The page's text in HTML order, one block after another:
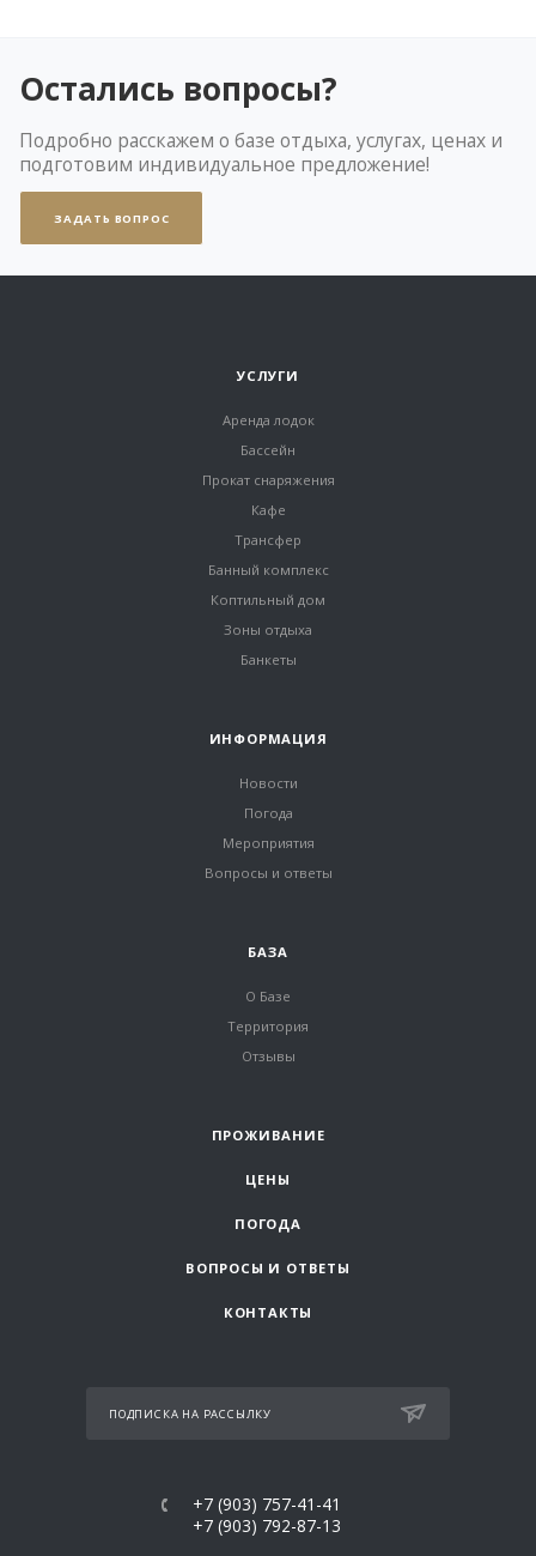
Остались вопросы?
Подробно расскажем о базе отдыха, услугах, ценах и
подготовим индивидуальное предложение!
ЗАДАТЬ ВОПРОС
УСЛУГИ
Аренда лодок
Бассейн
Прокат снаряжения
Кафе
Трансфер
Банный комплекс
Коптильный дом
Зоны отдыха
Банкеты
ИНФОРМАЦИЯ
Новости
Погода
Мероприятия
Вопросы и ответы
БАЗА
О Базе
Территория
Отзывы
ПРОЖИВАНИЕ
ЦЕНЫ
ПОГОДА
ВОПРОСЫ И ОТВЕТЫ
КОНТАКТЫ
ПОДПИСКА НА РАССЫЛКУ
+7 (903) 757-41-41
+7 (903) 792-87-13